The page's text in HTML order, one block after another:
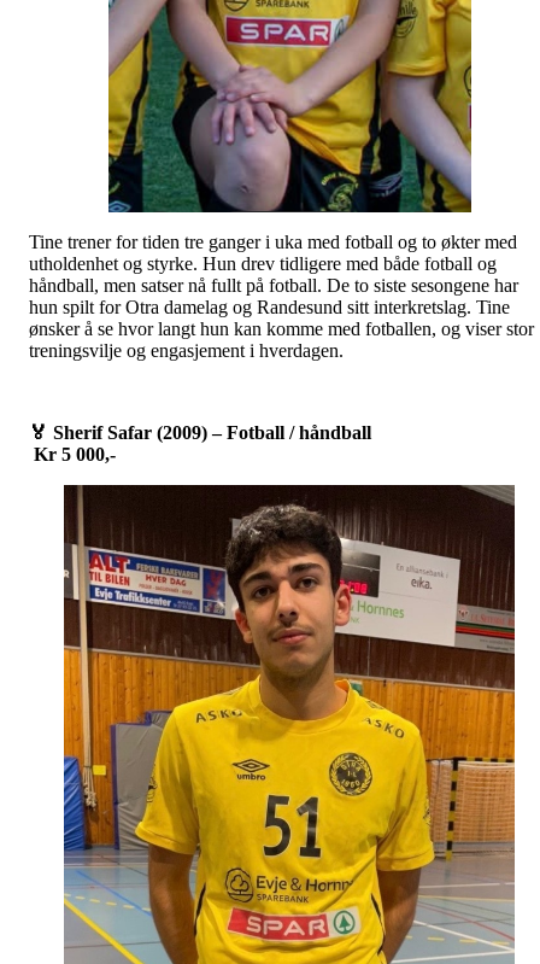
Tine trener for tiden tre ganger i uka med fotball og to økter med
utholdenhet og styrke. Hun drev tidligere med både fotball og
håndball, men satser nå fullt på fotball. De to siste sesongene har
hun spilt for Otra damelag og Randesund sitt interkretslag. Tine
ønsker å se hvor langt hun kan komme med fotballen, og viser stor
treningsvilje og engasjement i hverdagen.
🏅 Sherif Safar (2009) – Fotball / håndball
Kr 5 000,-